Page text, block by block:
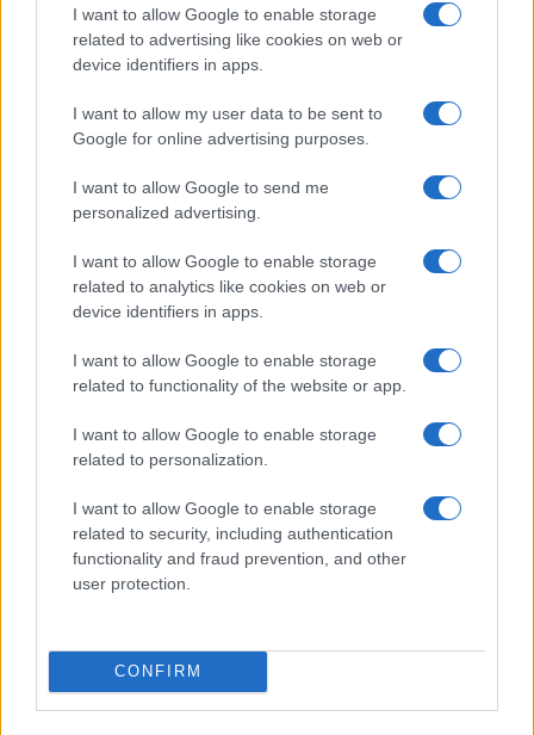
I want to allow Google to enable storage
related to advertising like cookies on web or
device identifiers in apps.
I want to allow my user data to be sent to
Google for online advertising purposes.
I want to allow Google to send me
personalized advertising.
I want to allow Google to enable storage
related to analytics like cookies on web or
device identifiers in apps.
I want to allow Google to enable storage
related to functionality of the website or app.
I want to allow Google to enable storage
related to personalization.
I want to allow Google to enable storage
related to security, including authentication
functionality and fraud prevention, and other
user protection.
CONFIRM
Nessuno ha vietato ai contestatori di esprimere la
tradursi nella pretesa di decidere quali sedi
politiche siano ammissibili e quali no.
alla piazza stabilire chi possa aprire una sede
e chi debba esserne impedito
principio, allora non siamo più nel campo della
libertà, ma in quello dell’intimidazione territoriale.
Perciòl’indignazione di queste ore ha sbagliato
. Se le sanzioni saranno ritenute
illegittime, ci sono i rimedi previsti
gridare allo scandalo solo perché le norme sono
state applicate significa, in fondo, stupirsi del
fatto che in uno Stato di diritto le regole esistano
democrazia quella in cui si considera intollerabile
la sanzione, ma non il fatto che per inaugurare
una sede di partito servano decine di uomini in